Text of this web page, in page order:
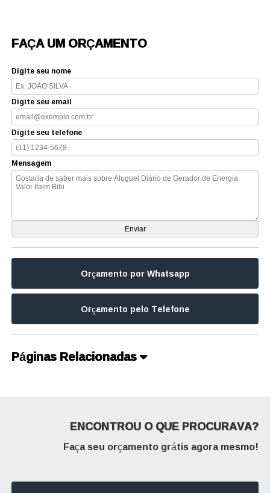
FAÇA UM ORÇAMENTO
Digite seu nome
Digite seu email
Digite seu telefone
Mensagem
Orçamento por Whatsapp
Orçamento pelo Telefone
Páginas Relacionadas
ENCONTROU O QUE PROCURAVA?
Faça seu orçamento grátis agora mesmo!